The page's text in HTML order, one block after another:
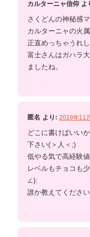
カルターニャ信仰 よ
さくどんの神秘感
カルターニャの火
正直めっちゃうれし
富士さんはガハラ
ましたね。
匿名 より: 2019年11
どこに書けばいい
下さい(＞人＜;)
低やる気で高経験
レベルもチョコも
∠):
誰か教えてくださ